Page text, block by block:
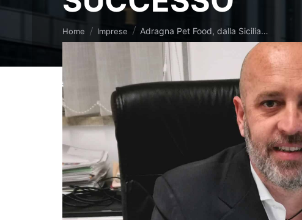
Tu sei qui:
Home Imprese Adragna Pet Food, dalla Sicilia…